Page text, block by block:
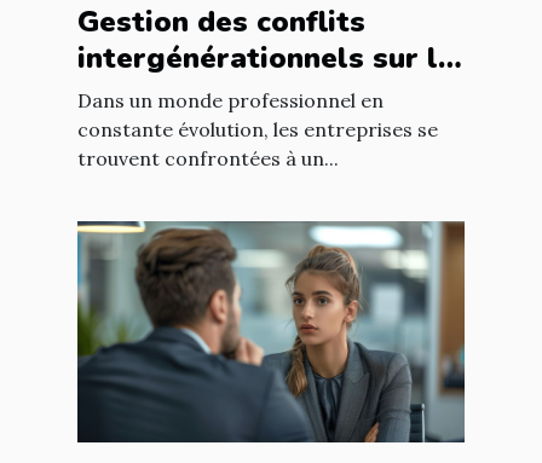
Gestion des conflits
intergénérationnels sur le
lieu de travail méthodes
et avantages pour les RH
Dans un monde professionnel en
constante évolution, les entreprises se
trouvent confrontées à un...